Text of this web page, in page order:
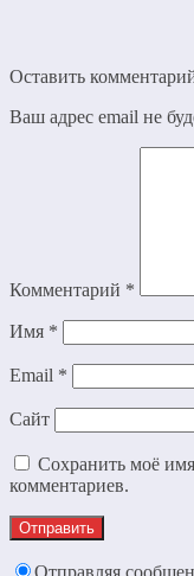
Оставить
Ваш адрес email не
Комментарий *
Имя *
Email *
Сайт
Сохранить моё
комментариев.
Отправляя